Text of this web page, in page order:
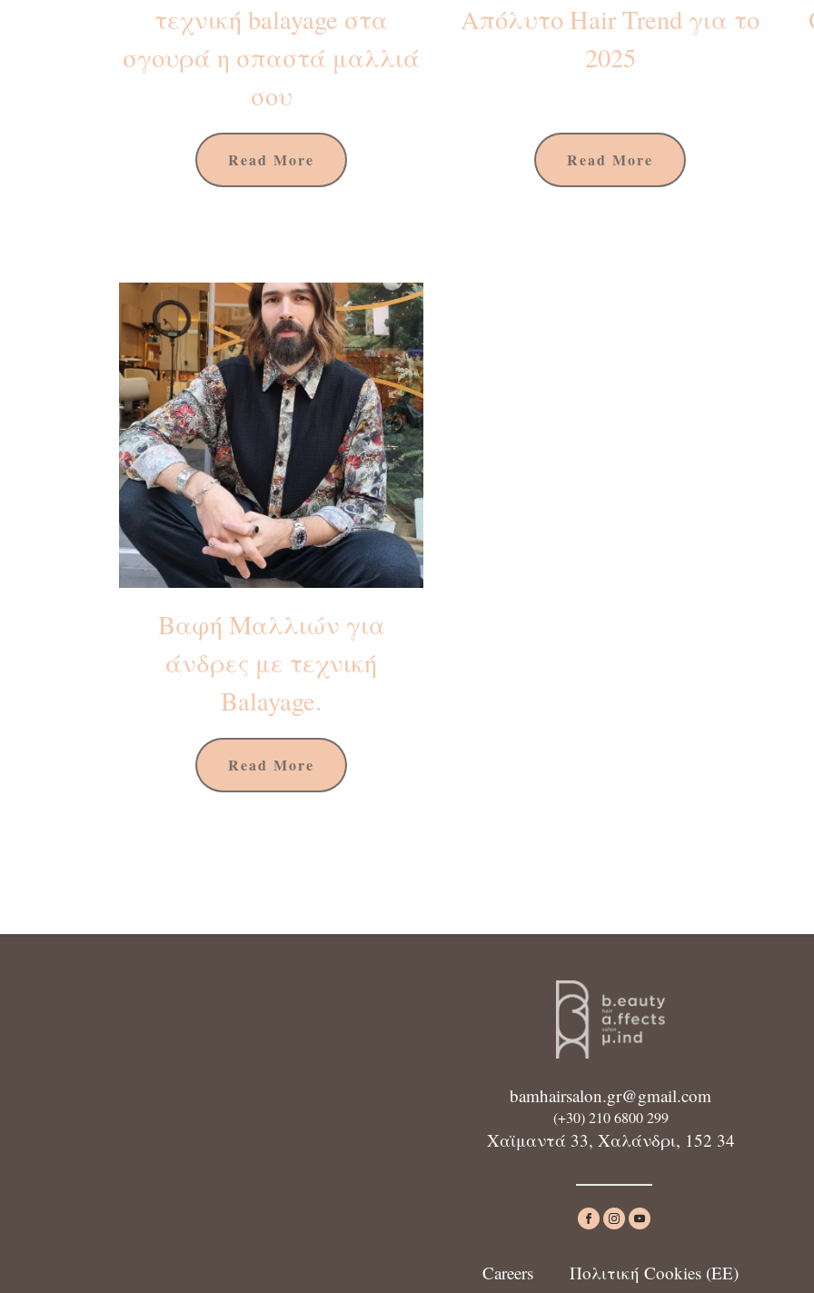
τεχνική balayage στα
σγουρά η σπαστά μαλλιά
σου
Read More
Απόλυτο Hair Trend για το
2025
Read More
Βαφή Μαλλιών για
άνδρες με τεχνική
Balayage⁠.
Read More
bamhairsalon.gr@gmail.com
(+30) 210 6800 299
Χαϊμαντά 33, Χαλάνδρι, 152 34
Careers Πολιτική Cookies (ΕΕ)